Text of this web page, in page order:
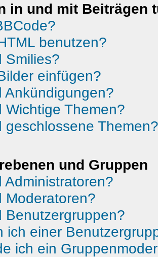
in und mit Beiträgen
benutzen?
Smilies?
einfügen?
Ankündigungen?
Wichtige Themen?
geschlossene Themen?
und Gruppen
Administratoren?
Moderatoren?
Benutzergruppen?
ich einer
ich ein